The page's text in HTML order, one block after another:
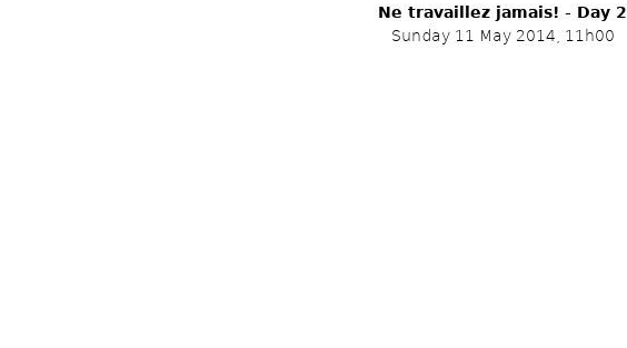
Ne travaillez jamais! - Day 2
Sunday 11 May 2014, 11h00